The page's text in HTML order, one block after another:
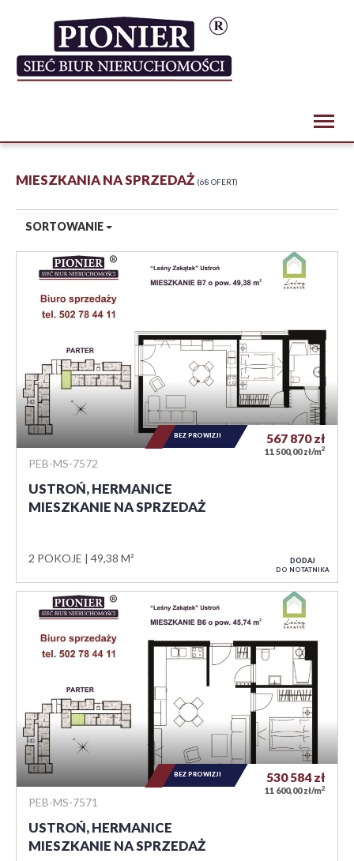
MIESZKANIA NA SPRZEDAŻ 68 OFERT
SORTOWANIE
PEB-MS-7572
USTROŃ, HERMANICE
MIESZKANIE NA SPRZEDAŻ
2 POKOJE 49,38 M²
567 870zł
11 500,00 zł/m2
BEZ PROWIZJI
DODAJ
DO NOTATNIKA
PEB-MS-7571
USTROŃ, HERMANICE
MIESZKANIE NA SPRZEDAŻ
530 584zł
11 600,00 zł/m2
BEZ PROWIZJI